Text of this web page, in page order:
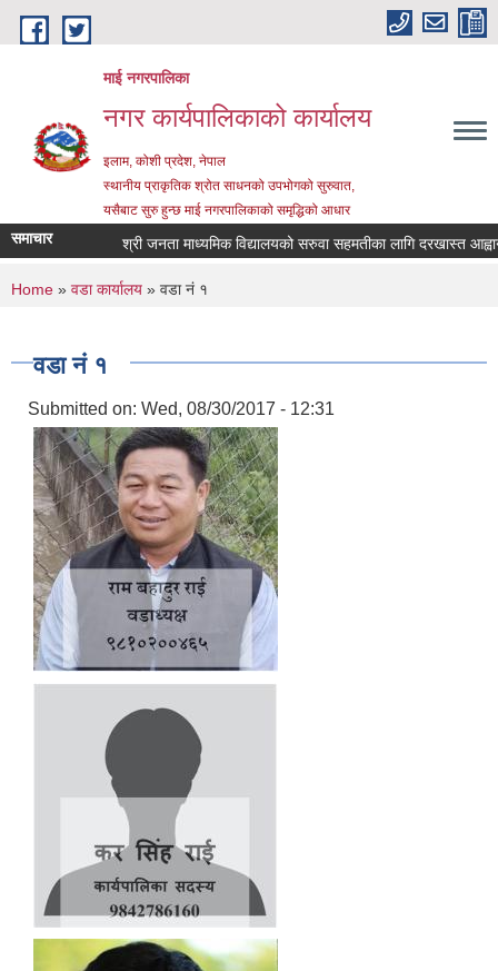
Skip to main content
माई नगरपालिका
नगर कार्यपालिकाको कार्यालय
इलाम, कोशी प्रदेश, नेपाल
स्थानीय प्राकृतिक श्रोत साधनको उपभोगको सुरुवात,
यसैबाट सुरु हुन्छ माई नगरपालिकाको समृद्धिको आधार
समाचार श्री जनता माध्यमिक विद्यालयको सरुवा सहमतीका लागि दरखास्त आह्वान
You are here
Home » वडा कार्यालय » वडा नं १
वडा नं १
Submitted on: Wed, 08/30/2017 - 12:31